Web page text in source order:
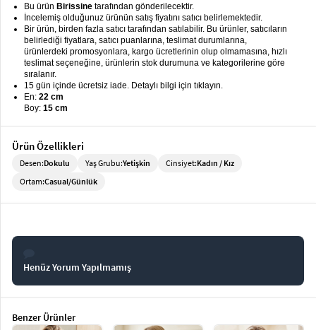
Tesettür
Giyim
keyboard_arrow_down
Büyük
Bedenkeyboard_arrow_down
Giyimkeyboard_arrow_down
Bu ürün Birissine tarafından gönderilecektir.
İncelemiş olduğunuz ürünün satış fiyatını satıcı belirlemektedir.
Bir ürün, birden fazla satıcı tarafından satılabilir. Bu ürünler, satıcıların
belirlediği fiyatlara, satıcı puanlarına, teslimat durumlarına,
ürünlerdeki promosyonlara, kargo ücretlerinin olup olmamasına, hızlı
teslimat seçeneğine, ürünlerin stok durumuna ve kategorilerine göre
sıralanır.
15 gün içinde ücretsiz iade. Detaylı bilgi için tıklayın.
En: 22 cm
Boy: 15 cm
Ürün Özellikleri
Desen:Dokulu Yaş Grubu:Yetişkin Cinsiyet:Kadın / Kız
Ortam:Casual/Günlük
Henüz Yorum Yapılmamış
Benzer Ürünler